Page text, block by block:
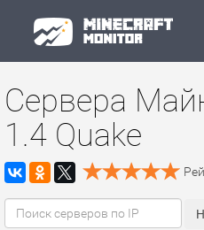
Сервера
1.4 Quake